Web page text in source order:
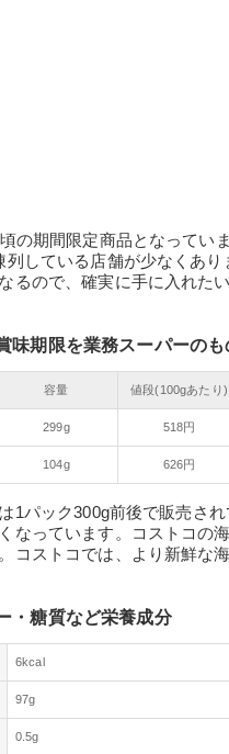
の期間限定商品となってい
している店舗が少なくあ
るので、確実に手に入れた
味期限を業務スーパーの
容量 値段(100gあたり)
299g 518円
104g 626円
1パック300g前後で販売さ
なっています。コストコの
コストコでは、より新鮮な
・糖質など栄養成分
6kcal
97g
0.5g